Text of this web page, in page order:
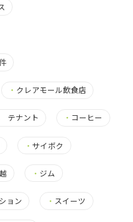
・ クレアモール飲食店
テナント ・ コーヒー
・サイボク
・ ジム
ョン ・ スイーツ